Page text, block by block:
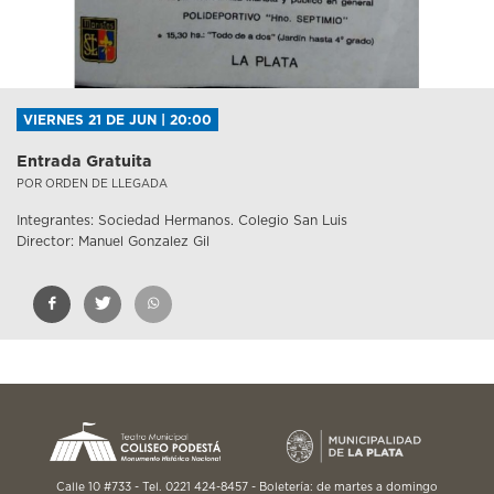
VIERNES 21 DE JUN | 20:00
Entrada Gratuita
POR ORDEN DE LLEGADA
Integrantes: Sociedad Hermanos. Colegio San Luis
Director: Manuel Gonzalez Gil
Calle 10 #733 - Tel. 0221 424-8457 - Boletería: de martes a domingo